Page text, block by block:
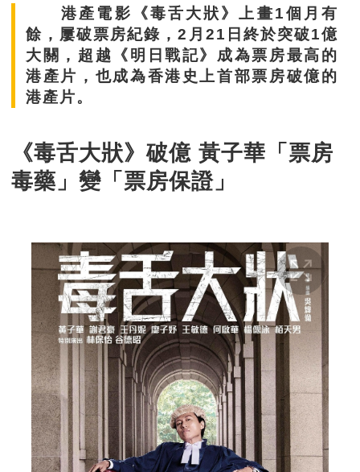
港產電影《毒舌大狀》上畫1個月有
餘，屢破票房紀錄，2月21日終於突破1億
大關，超越《明日戰記》成為票房最高的
港產片，也成為香港史上首部票房破億的
港產片。
《毒舌大狀》破億 黃子華「票房
毒藥」變「票房保證」